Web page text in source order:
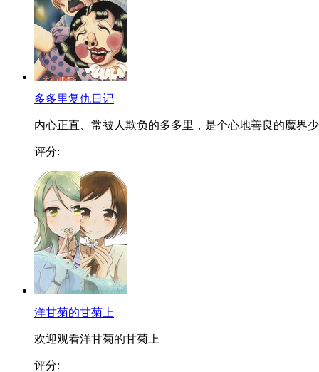
多多里复仇日记
内心正直、常被人欺负的多多里，是个心地善良的魔界
评分:
洋甘菊的甘菊上
欢迎观看洋甘菊的甘菊上
评分: